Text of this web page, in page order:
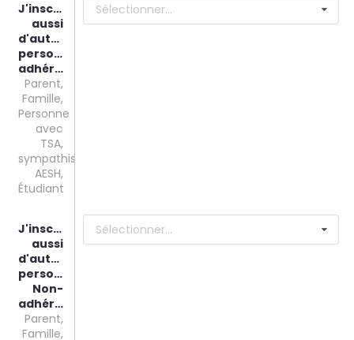
J'inscris
aussi
d'autres
personnes
adhérentes
Parent,
Famille,
Personne
avec
TSA,
sympathisant,
AESH,
Étudiant
Sélectionner...
J'inscris
aussi
d'autres
personnes
Non-
adhérentes
Parent,
Famille,
Sélectionner...